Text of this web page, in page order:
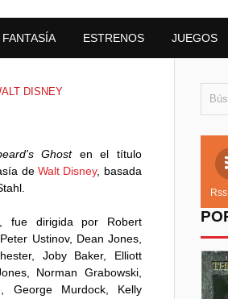
ESTRENOS JUEGOS
DISNEY
Ghosten el título
de Walt Disney, basada
fue dirigida por Robert
Ustinov, Dean Jones,
Joby Baker, Elliott
Norman Grabowski,
George Murdock, Kelly